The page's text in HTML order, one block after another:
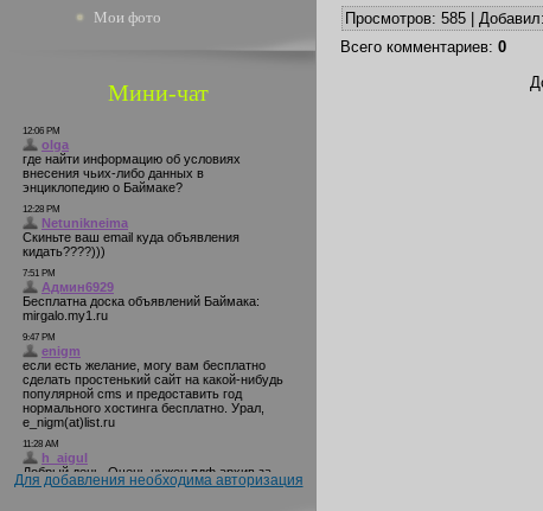
Мои фото
Мини-чат
Для добавления необходима авторизация
Просмотров: 585 | Добавил:
Всего комментариев: 0